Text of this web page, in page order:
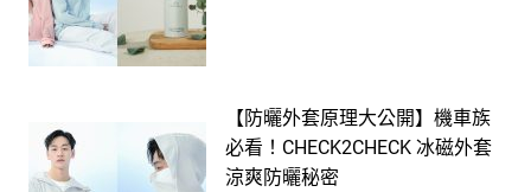
【防曬外套原理大公開】機車族
必看！CHECK2CHECK 冰磁外套
涼爽防曬秘密